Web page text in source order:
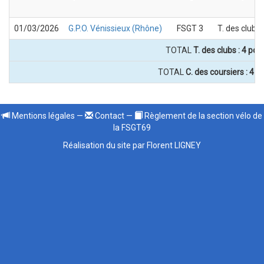
01/03/2026 G.P.O. Vénissieux (Rhône) FSGT 3 T. des clubs
TOTAL T. des clubs : 4
TOTAL C. des coursiers : 4
Mentions légales — Contact —
Règlement de la section vélo de
la FSGT69
Réalisation du site par Florent LIGNEY